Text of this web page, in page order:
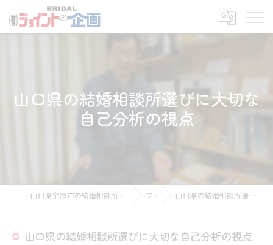
山口県の結婚相談所選びに大切な
自己分析の視点
山口県宇部市の結婚相談所なら有限会社ジョイント企画 ブログ 山口県の結婚相談所選びに大切な自己分析の視点
山口県の結婚相談所選びに大切な自己分析の視点